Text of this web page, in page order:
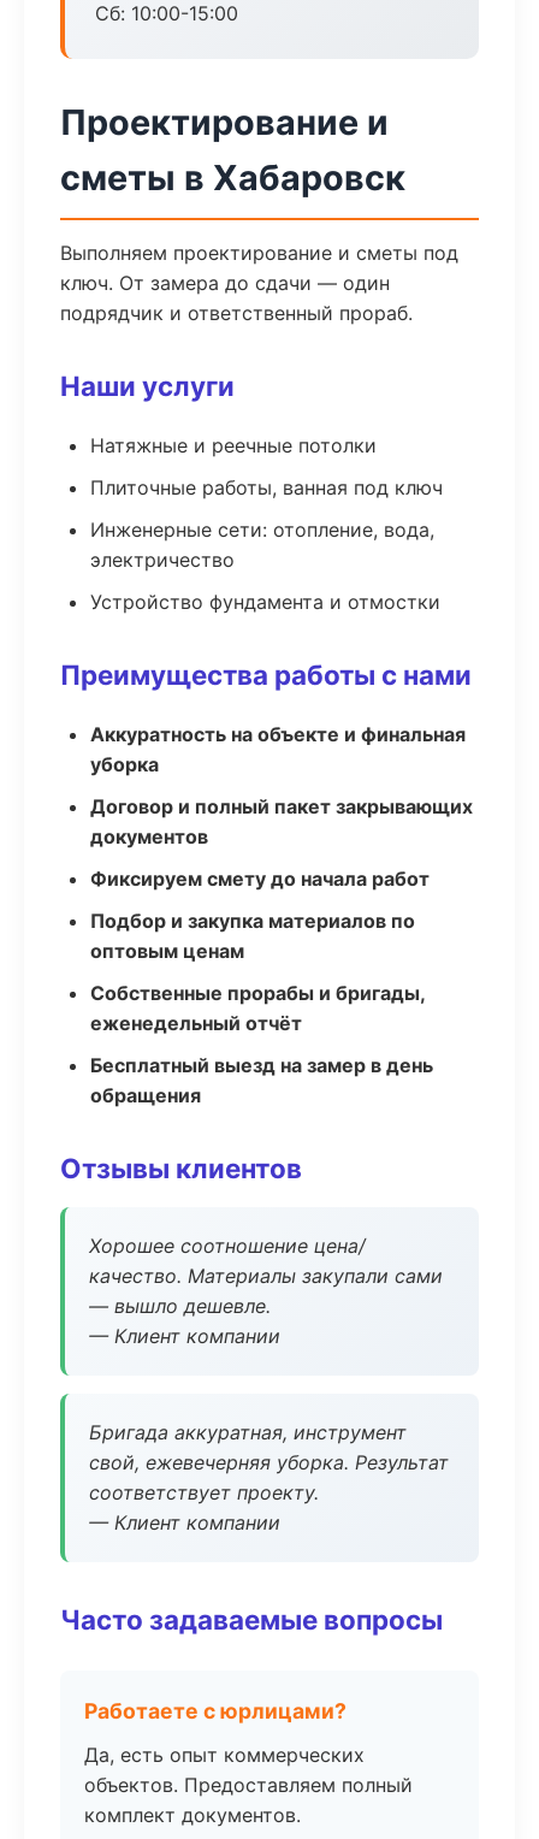
Сб: 10:00-15:00
Проектирование и
сметы в Хабаровск
Выполняем проектирование и сметы под
ключ. От замера до сдачи — один
подрядчик и ответственный прораб.
Наши услуги
Натяжные и реечные потолки
Плиточные работы, ванная под ключ
Инженерные сети: отопление, вода,
электричество
Устройство фундамента и отмостки
Преимущества работы с нами
Аккуратность на объекте и финальная
уборка
Договор и полный пакет закрывающих
документов
Фиксируем смету до начала работ
Подбор и закупка материалов по
оптовым ценам
Собственные прорабы и бригады,
еженедельный отчёт
Бесплатный выезд на замер в день
обращения
Отзывы клиентов
Хорошее соотношение цена/
качество. Материалы закупали сами
— вышло дешевле.
— Клиент компании
Бригада аккуратная, инструмент
свой, ежевечерняя уборка. Результат
соответствует проекту.
— Клиент компании
Часто задаваемые вопросы
Работаете с юрлицами?
Да, есть опыт коммерческих
объектов. Предоставляем полный
комплект документов.